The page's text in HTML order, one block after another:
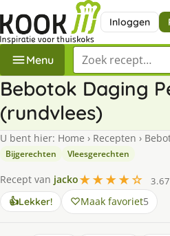
Inloggen
Menu Zoek een recept
Bebotok Daging
(rundvlees)
U bent hier: Home › Recepten ›
Bijgerechten Vleesgerechten
Recept van jacko★★★★☆
👍Lekker! Maak favoriet5